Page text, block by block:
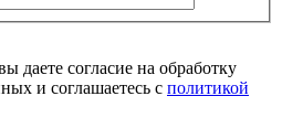
даете согласие на обработку
и соглашаетесь с политикой